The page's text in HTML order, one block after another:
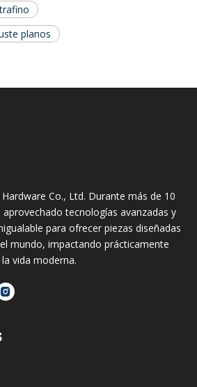
planos
Co., Ltd. Durante más de 10
tecnologías avanzadas y
para ofrecer piezas diseñadas
mundo, impactando prácticamente
vida moderna.